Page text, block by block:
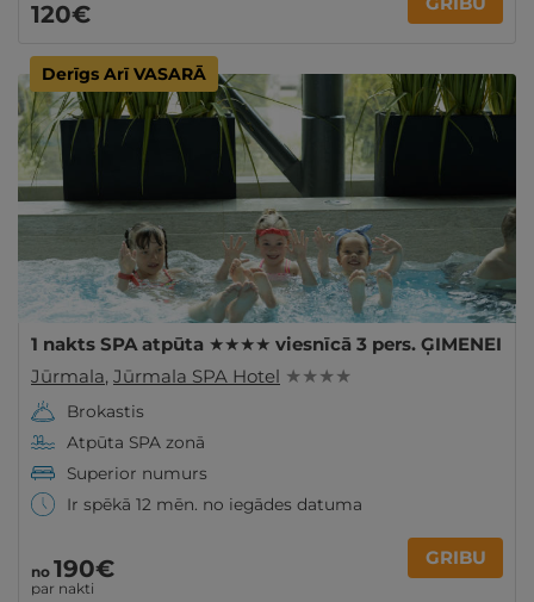
120€
Derīgs Arī VASARĀ
1 nakts SPA atpūta ★★★★ viesnīcā 3 pers. ĢIMENEI
Jūrmala, Jūrmala SPA Hotel ★ ★ ★ ★
Brokastis
Atpūta SPA zonā
Superior numurs
Ir spēkā 12 mēn. no iegādes datuma
no 190€
par nakti
GRIBU